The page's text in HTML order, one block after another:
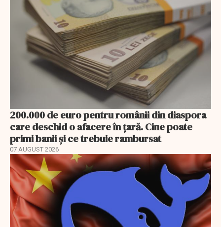
200.000 de euro pentru românii din diaspora
care deschid o afacere în țară. Cine poate
primi banii și ce trebuie rambursat
07 AUGUST 2026